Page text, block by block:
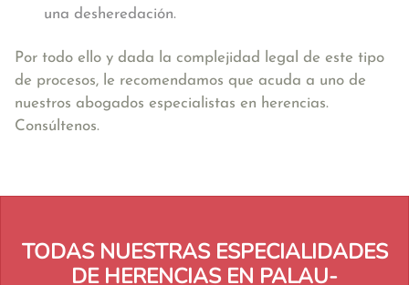
una desheredación.
Por todo ello y dada la complejidad legal de este tipo
de procesos, le recomendamos que acuda a uno de
nuestros abogados especialistas en herencias.
Consúltenos.
TODAS NUESTRAS ESPECIALIDADES
DE HERENCIAS EN PALAU-